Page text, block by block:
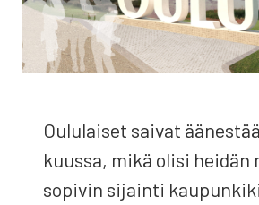
Oulu­lai­set sai­vat
kuus­sa, mikä oli­si hei­dän
sopi­vin sijain­ti